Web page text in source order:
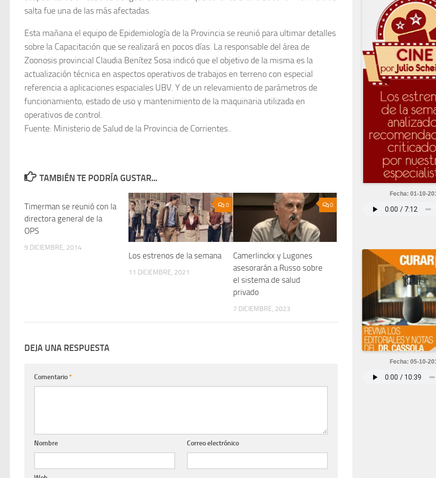
salta fue una de las más afectadas.
Esta mañana el equipo de Epidemiología de la Provincia se reunió para ultimar detalles
sobre la Capacitación que se realizará en pocos días. La responsable del área de
Zoonosis provincial Claudia Benítez Sosa indicó que el objetivo de la misma es la
actualización técnica en aspectos operativos de trabajos en terreno con especial
referencia a aplicaciones espaciales UBV. Y de un relevamiento de parámetros de
funcionamiento, estado de uso y mantenimiento de la maquinaria utilizada en
operativos de control.
Fuente: Ministerio de Salud de la Provincia de Corrientes..
TAMBIÉN TE PODRÍA GUSTAR...
Timerman se reunió con la
directora general de la
OPS
9 DICIEMBRE, 2014
0
Los estrenos de la semana
11 DICIEMBRE, 2021
0
Camerlinckx y Lugones
asesorarán a Russo sobre
el sistema de salud
privado
7 DICIEMBRE, 2023
DEJA UNA RESPUESTA
Comentario*
Nombre Correo electrónico
Fecha: 01-10-
Fecha: 05-10-